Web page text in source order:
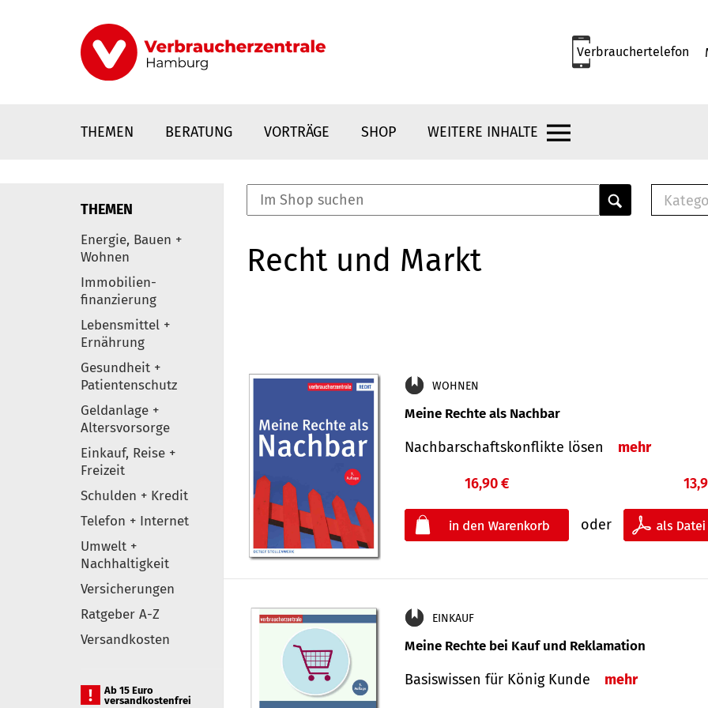
Verbrauchertelefon
THEMEN BERATUNG VORTRÄGE SHOP WEITERE INHALTE
Elemente
THEMEN
Energie, Bauen +
Wohnen
Immobilien-
finanzierung
Lebensmittel +
Ernährung
Gesundheit +
Patientenschutz
Geldanlage +
Altersvorsorge
Einkauf, Reise +
Freizeit
Schulden + Kredit
Telefon + Internet
Umwelt +
Nachhaltigkeit
Versicherungen
Ratgeber A-Z
Versandkosten
Ab 15 Euro
versandkostenfrei
Recht und Markt
WOHNEN
Meine Rechte als Nachbar
Nach­bar­schafts­konflikte lösen mehr
16,90 €
oder
EINKAUF
Meine Rechte bei Kauf und Reklamation
Basiswissen für König Kunde mehr